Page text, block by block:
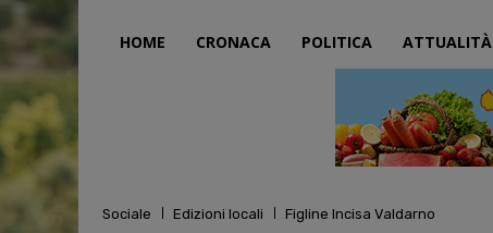
HOME CRONACA POLITICA ATTUALITÀ
Sociale Edizioni locali Figline Incisa Valdarno